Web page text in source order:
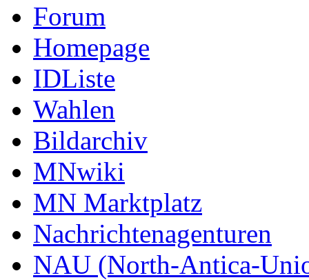
Forum
Homepage
IDListe
Wahlen
Bildarchiv
MNwiki
MN Marktplatz
Nachrichtenagenturen
NAU (North-Antica-